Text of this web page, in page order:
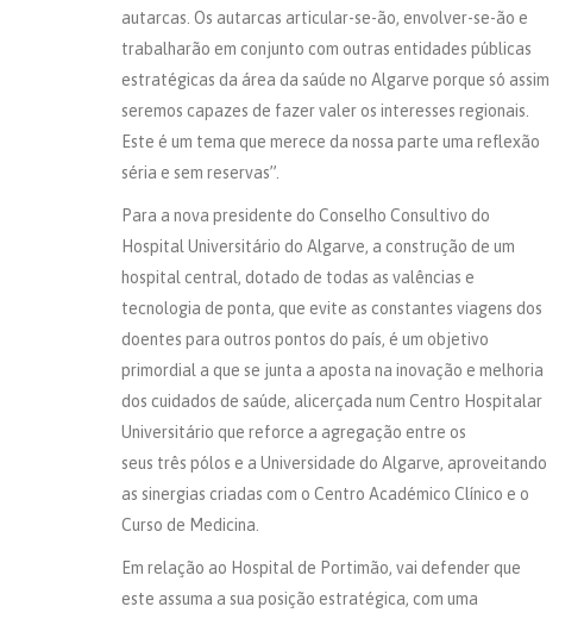
autarcas. Os autarcas articular-se-ão, envolver-se-ão e
trabalharão em conjunto com outras entidades públicas
estratégicas da área da saúde no Algarve porque só assim
seremos capazes de fazer valer os interesses regionais.
Este é um tema que merece da nossa parte uma reflexão
séria e sem reservas”.
Para a nova presidente do Conselho Consultivo do
Hospital Universitário do Algarve, a construção de um
hospital central, dotado de todas as valências e
tecnologia de ponta, que evite as constantes viagens dos
doentes para outros pontos do país, é um objetivo
primordial a que se junta a aposta na inovação e melhoria
dos cuidados de saúde, alicerçada num Centro Hospitalar
Universitário que reforce a agregação entre os
seus três pólos e a Universidade do Algarve, aproveitando
as sinergias criadas com o Centro Académico Clínico e o
Curso de Medicina.
Em relação ao Hospital de Portimão, vai defender que
este assuma a sua posição estratégica, com uma